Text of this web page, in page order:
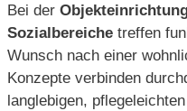
Bei der
Sozialbereiche treffen
Wunsch nach einer
Konzepte verbinden
langlebigen,